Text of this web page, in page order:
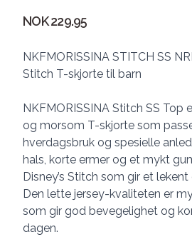
Produktdetaljer
NOK 229.95
Description
NKFMORISSINA STITCH SS
Stitch T-skjorte til barn
NKFMORISSINA Stitch SS Top
og morsom T-skjorte som
hverdagsbruk og spesielle
hals, korte ermer og et mykt
Disney’s Stitch som gir et
Den lette jersey-kvaliteten er
som gir god bevegelighet og
dagen.